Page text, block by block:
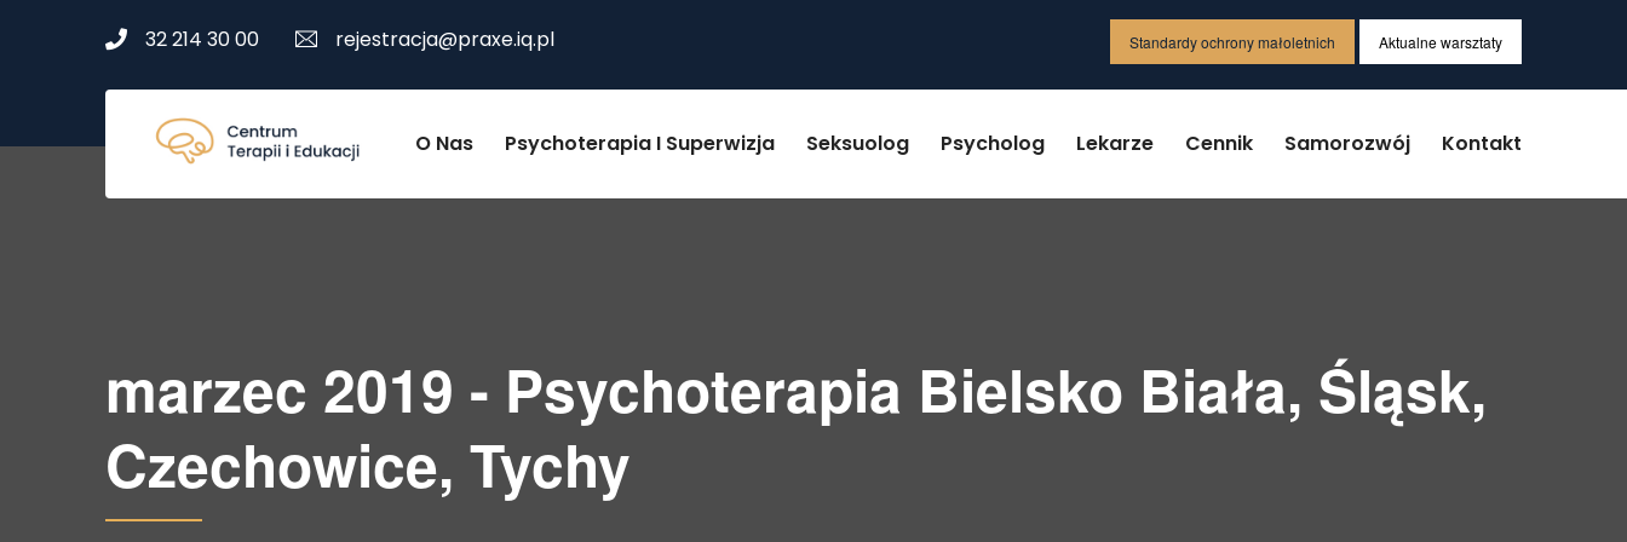
32 214 30 00 rejestracja@praxe.iq.pl Standardy ochrony małoletnich Aktualne warsztaty
O Nas Psychoterapia I Superwizja Seksuolog Psycholog Lekarze Cennik Samorozwój Kontakt
marzec 2019 - Psychoterapia Bielsko Biała, Śląsk,
Czechowice, Tychy